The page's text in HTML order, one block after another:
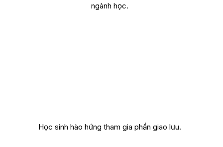
ngành học.
Học sinh hào hứng tham gia phần giao lưu.